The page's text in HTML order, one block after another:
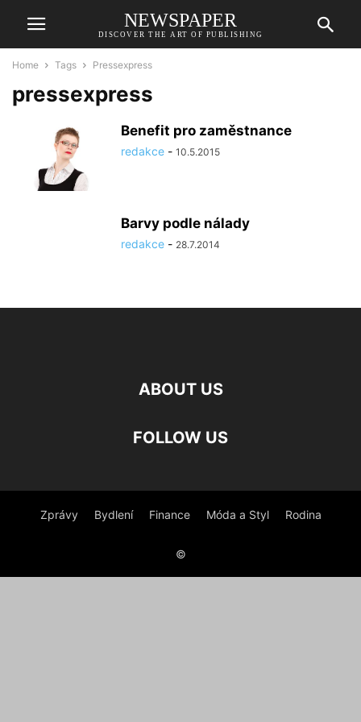
NEWSPAPER
DISCOVER THE ART OF PUBLISHING
Home Tags Pressexpress
pressexpress
Benefit pro zaměstnance
redakce - 10.5.2015
Barvy podle nálady
redakce - 28.7.2014
ABOUT US
FOLLOW US
Zprávy Bydlení Finance Móda a Styl Rodina
©